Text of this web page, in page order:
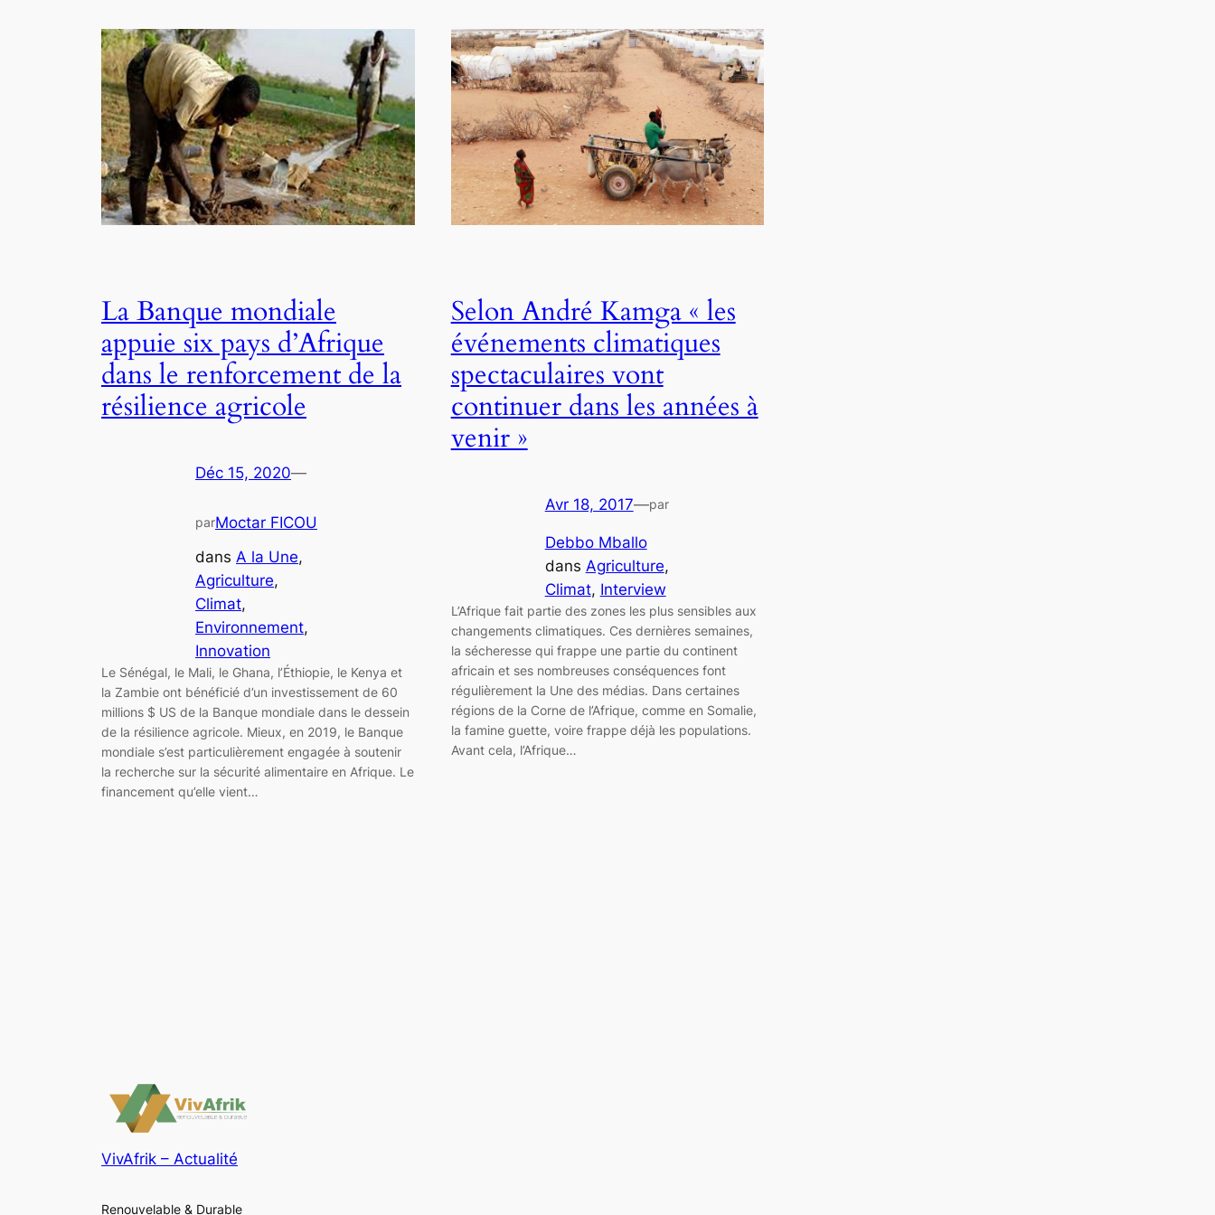
La Banque mondiale
appuie six pays d’Afrique
dans le renforcement de la
résilience agricole
Déc 15, 2020—
parMoctar FICOU
dans A la Une
Agriculture
Climat
Environnement
Innovation
Le Sénégal, le Mali, le Ghana, l’Éthiopie, le Kenya et
la Zambie ont bénéficié d’un investissement de 60
millions $ US de la Banque mondiale dans le dessein
de la résilience agricole. Mieux, en 2019, le Banque
mondiale s’est particulièrement engagée à soutenir
la recherche sur la sécurité alimentaire en Afrique. Le
financement qu’elle vient…
Selon André Kamga « les
événements climatiques
spectaculaires vont
continuer dans les années à
venir »
Avr 18, 2017—par
Debbo Mballo
dans Agriculture
Climat, Interview
L’Afrique fait partie des zones les plus sensibles aux
changements climatiques. Ces dernières semaines,
la sécheresse qui frappe une partie du continent
africain et ses nombreuses conséquences font
régulièrement la Une des médias. Dans certaines
régions de la Corne de l’Afrique, comme en Somalie,
la famine guette, voire frappe déjà les populations.
Avant cela, l’Afrique…
VivAfrik – Actualité
Renouvelable & Durable